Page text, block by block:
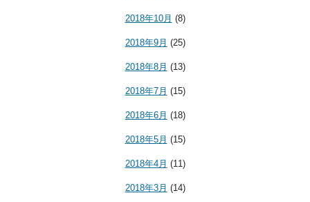
2018年10月 (8)
2018年9月 (25)
2018年8月 (13)
2018年7月 (15)
2018年6月 (18)
2018年5月 (15)
2018年4月 (11)
2018年3月 (14)